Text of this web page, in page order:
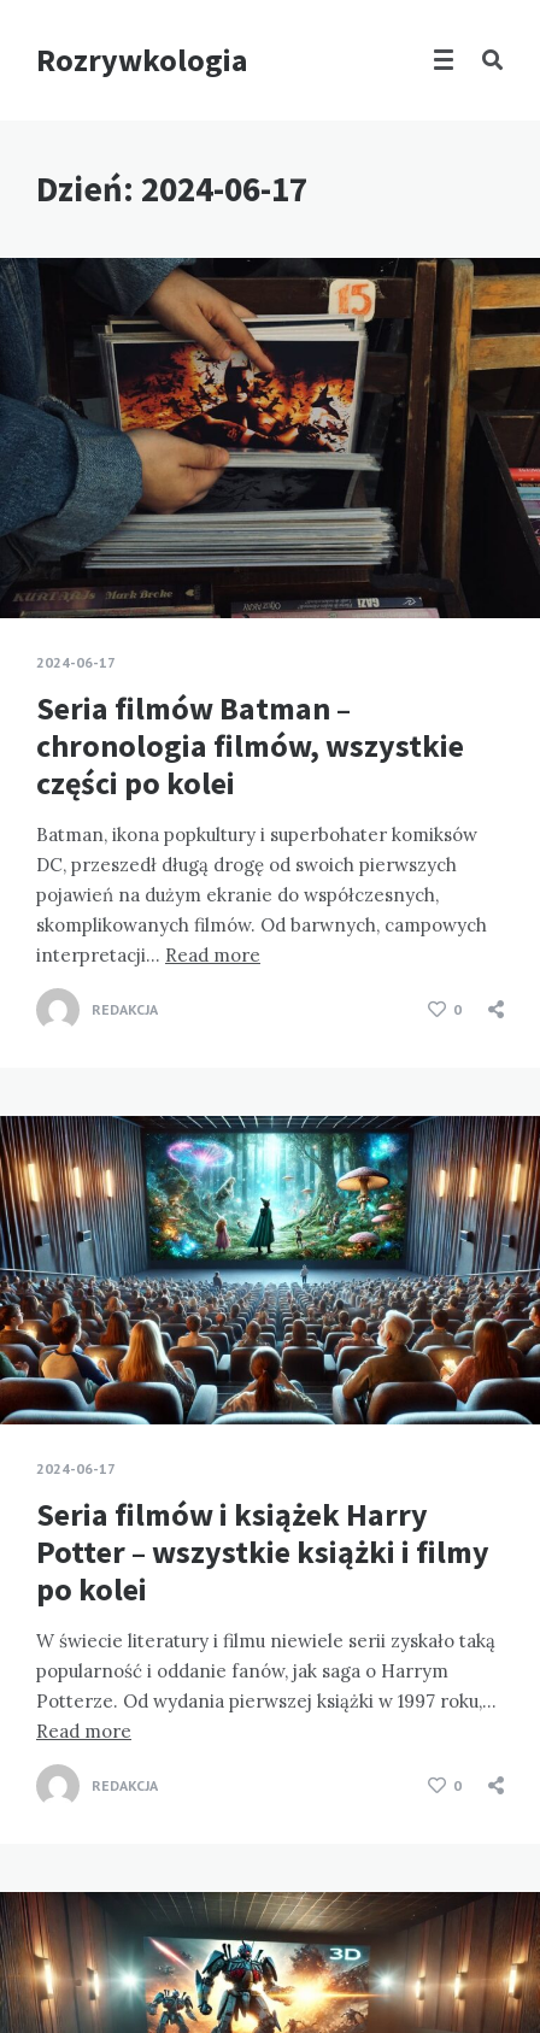
Rozrywkologia
Dzień: 2024-06-17
2024-06-17
Seria filmów Batman –
chronologia filmów, wszystkie
części po kolei
Batman, ikona popkultury i superbohater komiksów
DC, przeszedł długą drogę od swoich pierwszych
pojawień na dużym ekranie do współczesnych,
skomplikowanych filmów. Od barwnych, campowych
interpretacji… Read more
REDAKCJA 0
2024-06-17
Seria filmów i książek Harry
Potter – wszystkie książki i filmy
po kolei
W świecie literatury i filmu niewiele serii zyskało taką
popularność i oddanie fanów, jak saga o Harrym
Potterze. Od wydania pierwszej książki w 1997 roku,…
Read more
REDAKCJA 0